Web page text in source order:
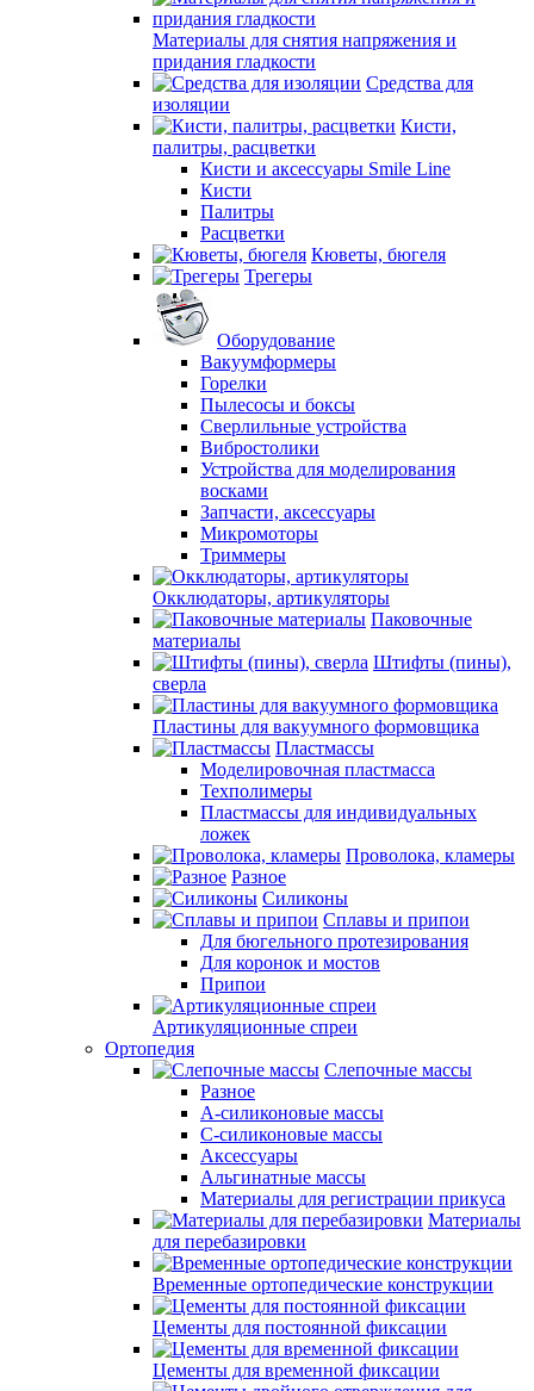
Материалы для снятия напряжения и
придания гладкости
Средства для
изоляции
Кисти,
палитры, расцветки
Кисти и аксессуары Smile Line
Кисти
Палитры
Расцветки
Кюветы, бюгеля
Трегеры
Оборудование
Вакуумформеры
Горелки
Пылесосы и боксы
Сверлильные устройства
Вибростолики
Устройства для моделирования
восками
Запчасти, аксессуары
Микромоторы
Триммеры
Окклюдаторы, артикуляторы
Паковочные
материалы
Штифты (пины),
сверла
Пластины для вакуумного формовщика
Пластмассы
Моделировочная пластмасса
Техполимеры
Пластмассы для индивидуальных
ложек
Проволока, кламеры
Разное
Силиконы
Сплавы и припои
Для бюгельного протезирования
Для коронок и мостов
Припои
Артикуляционные спреи
Ортопедия
Слепочные массы
Разное
А-силиконовые массы
С-силиконовые массы
Аксессуары
Альгинатные массы
Материалы для регистрации прикуса
Материалы
для перебазировки
Временные ортопедические конструкции
Цементы для постоянной фиксации
Цементы для временной фиксации